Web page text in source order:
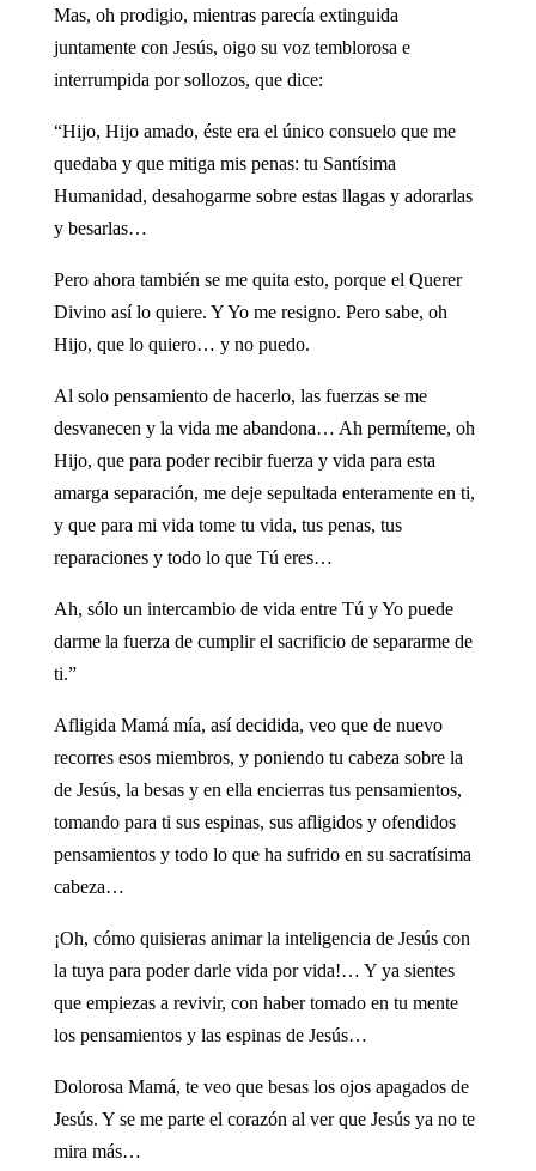
Mas, oh prodigio, mientras parecía extinguida
juntamente con Jesús, oigo su voz temblorosa e
interrumpida por sollozos, que dice:
“Hijo, Hijo amado, éste era el único consuelo que me
quedaba y que mitiga mis penas: tu Santísima
Humanidad, desahogarme sobre estas llagas y adorarlas
y besarlas…
Pero ahora también se me quita esto, porque el Querer
Divino así lo quiere. Y Yo me resigno. Pero sabe, oh
Hijo, que lo quiero… y no puedo.
Al solo pensamiento de hacerlo, las fuerzas se me
desvanecen y la vida me abandona… Ah permíteme, oh
Hijo, que para poder recibir fuerza y vida para esta
amarga separación, me deje sepultada enteramente en ti,
y que para mi vida tome tu vida, tus penas, tus
reparaciones y todo lo que Tú eres…
Ah, sólo un intercambio de vida entre Tú y Yo puede
darme la fuerza de cumplir el sacrificio de separarme de
ti.”
Afligida Mamá mía, así decidida, veo que de nuevo
recorres esos miembros, y poniendo tu cabeza sobre la
de Jesús, la besas y en ella encierras tus pensamientos,
tomando para ti sus espinas, sus afligidos y ofendidos
pensamientos y todo lo que ha sufrido en su sacratísima
cabeza…
¡Oh, cómo quisieras animar la inteligencia de Jesús con
la tuya para poder darle vida por vida!… Y ya sientes
que empiezas a revivir, con haber tomado en tu mente
los pensamientos y las espinas de Jesús…
Dolorosa Mamá, te veo que besas los ojos apagados de
Jesús. Y se me parte el corazón al ver que Jesús ya no te
mira más…